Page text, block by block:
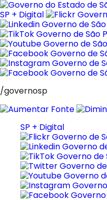
Pular
para
o
conteúdo
SP + Digital
/governosp
SP + Digital